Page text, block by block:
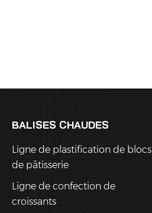
BALISES CHAUDES
Ligne de plastification de blocs
de pâtisserie
Ligne de confection de
croissants